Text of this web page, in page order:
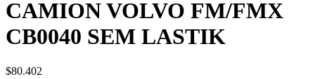
CAMION VOLVO FM/FMX
CB0040 SEM LASTIK
$80.402